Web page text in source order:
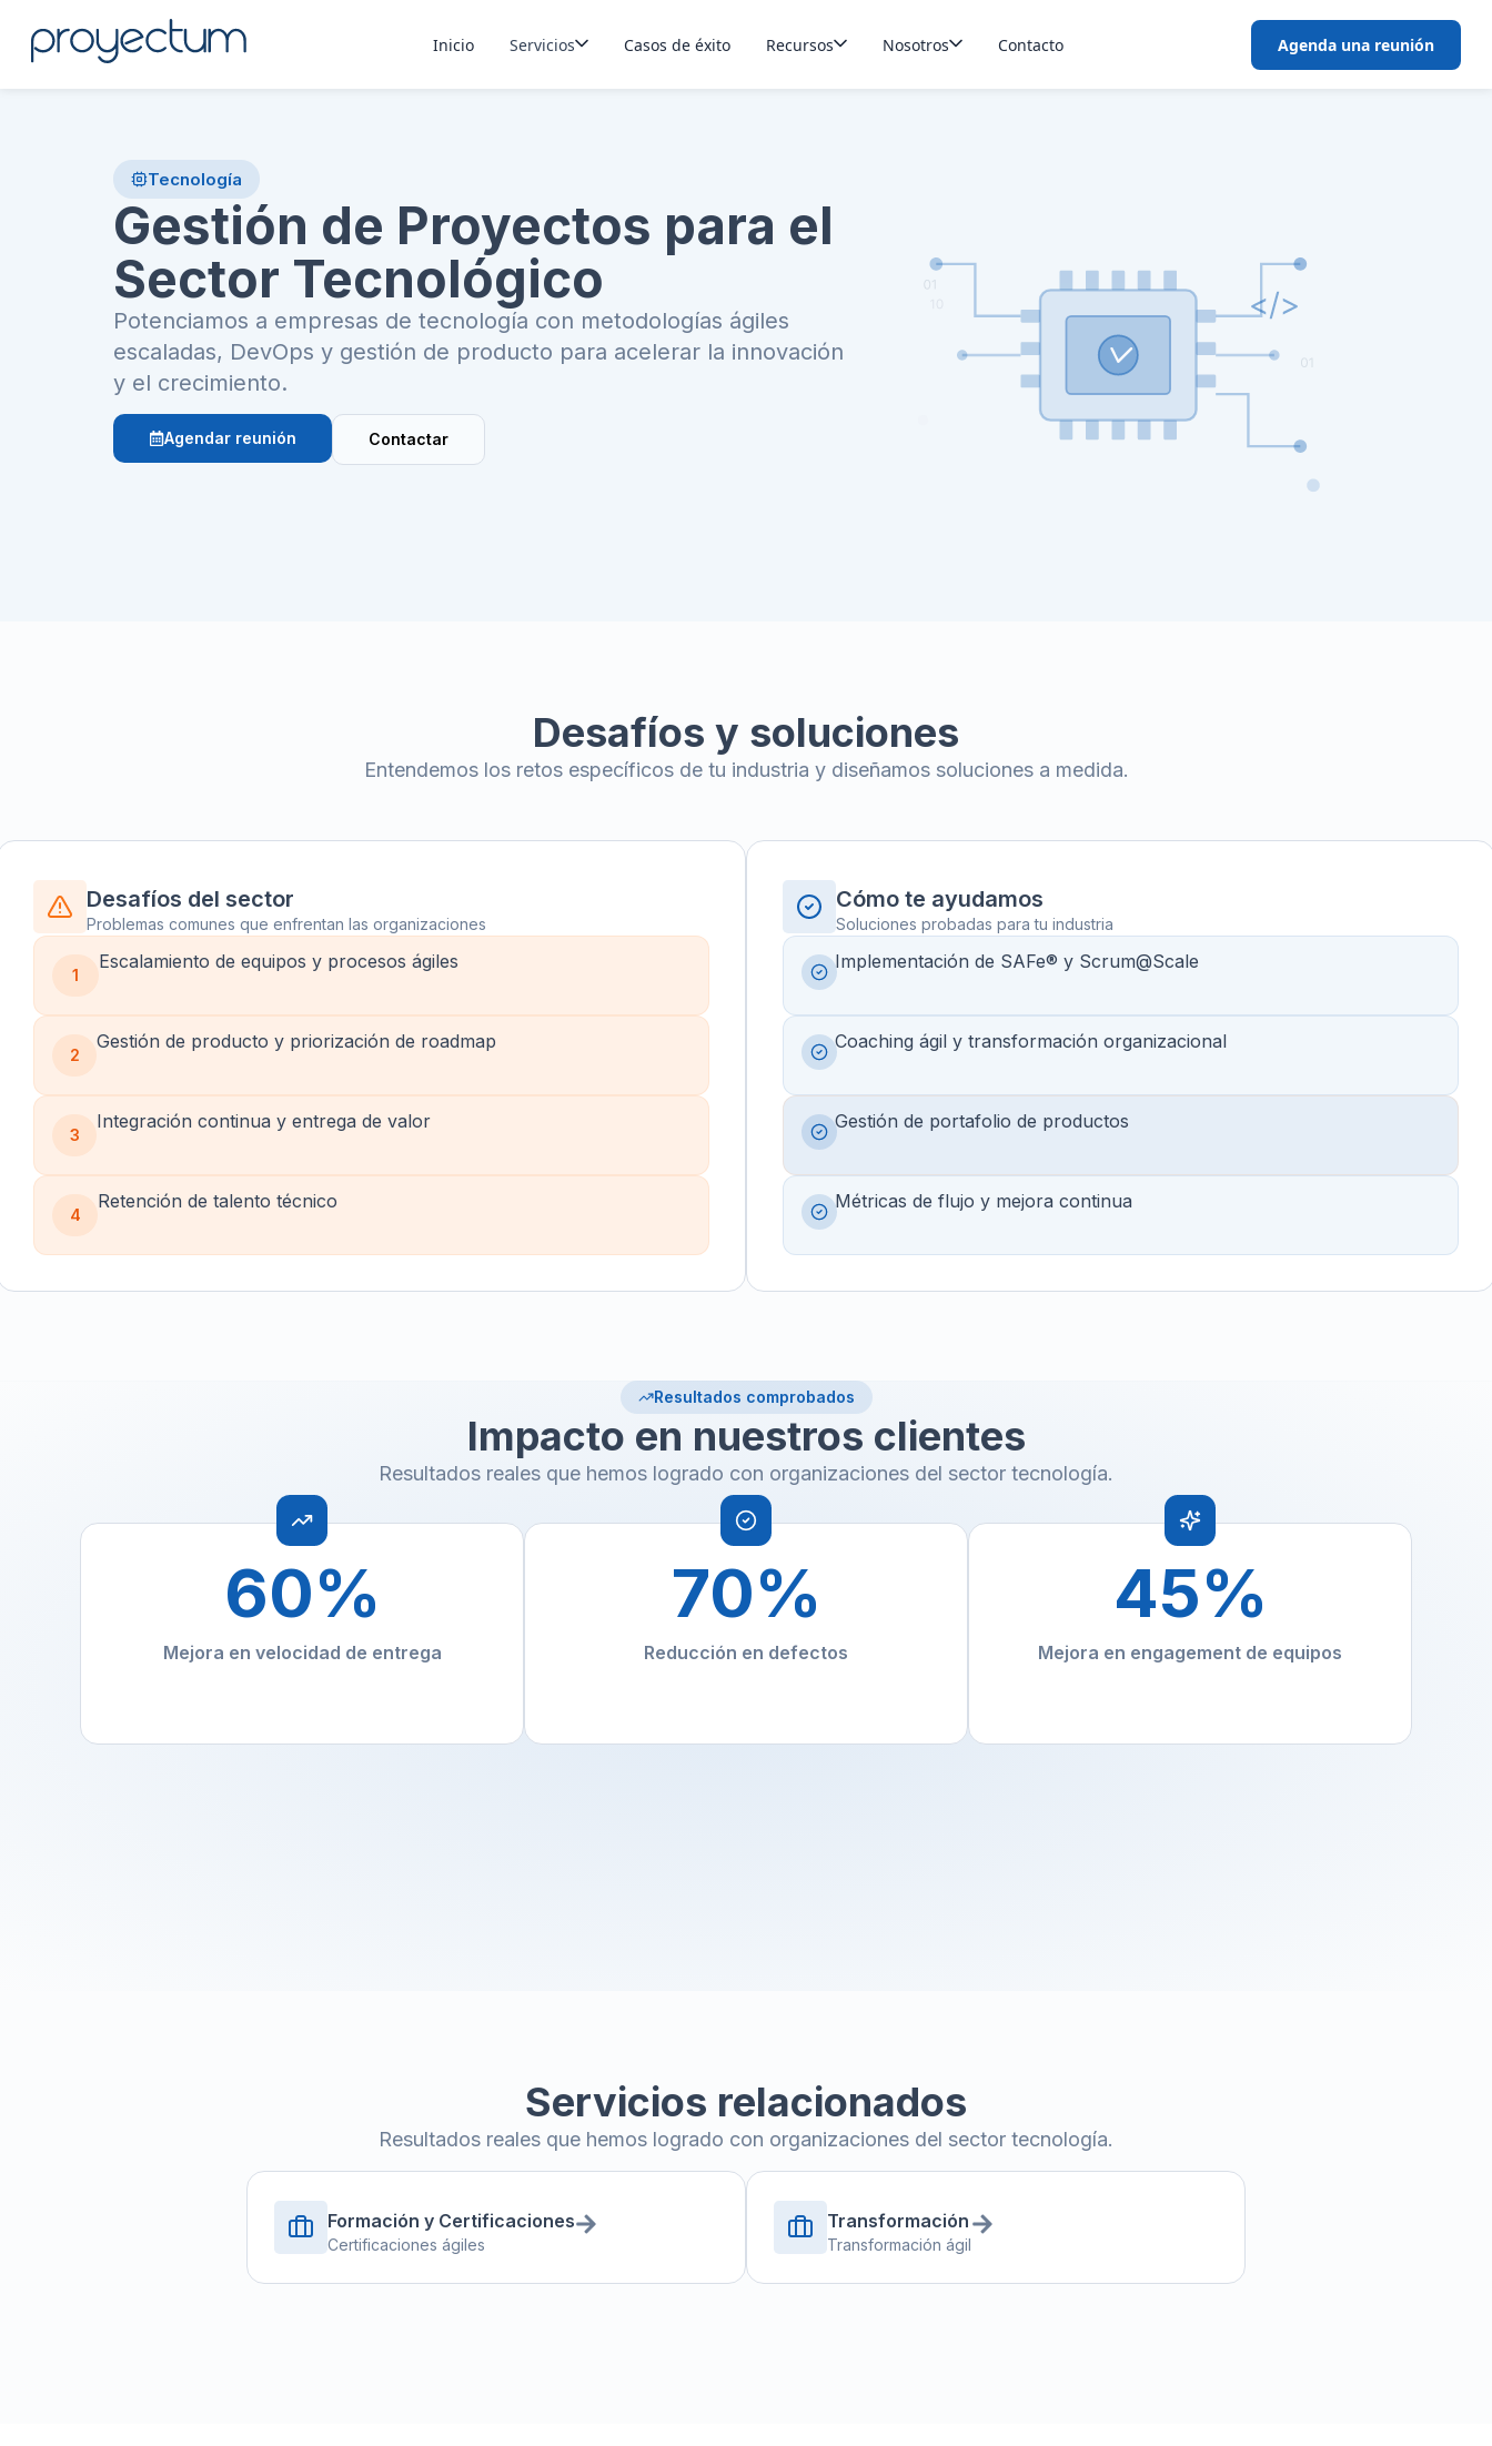
Inicio Servicios Casos de éxito Recursos Nosotros Contacto Agenda una reunión
Tecnología
Gestión de Proyectos para el
Sector Tecnológico
Potenciamos a empresas de tecnología con metodologías ágiles
escaladas, DevOps y gestión de producto para acelerar la innovación
y el crecimiento.
Agendar reunión Contactar
Desafíos y soluciones
Entendemos los retos específicos de tu industria y diseñamos soluciones a medida.
Desafíos del sector
Problemas comunes que enfrentan las organizaciones
1
Escalamiento de equipos y procesos ágiles
2
Gestión de producto y priorización de roadmap
3
Integración continua y entrega de valor
4
Retención de talento técnico
Cómo te ayudamos
Soluciones probadas para tu industria
Implementación de SAFe® y Scrum@Scale
Coaching ágil y transformación organizacional
Gestión de portafolio de productos
Métricas de flujo y mejora continua
Resultados comprobados
Impacto en nuestros clientes
Resultados reales que hemos logrado con organizaciones del sector tecnología.
Mejora en velocidad de entrega
60%
Reducción en defectos
70%
Mejora en engagement de equipos
45%
Servicios relacionados
Resultados reales que hemos logrado con organizaciones del sector tecnología.
Formación y Certificaciones
Certificaciones ágiles
Transformación
Transformación ágil